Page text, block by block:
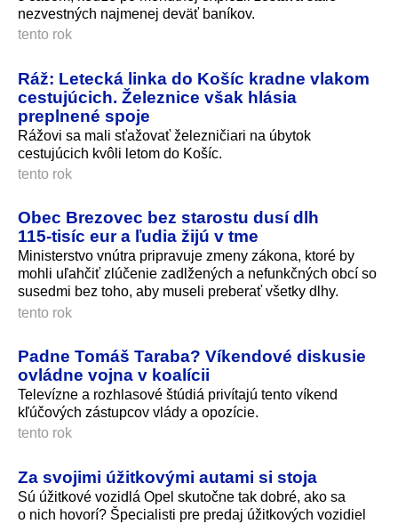
nezvestných najmenej deväť baníkov.
tento rok
Ráž: Letecká linka do Košíc kradne vlakom
cestujúcich. Železnice však hlásia
preplnené spoje
Rážovi sa mali sťažovať železničiari na úbytok
cestujúcich kvôli letom do Košíc.
tento rok
Obec Brezovec bez starostu dusí dlh
115‑tisíc eur a ľudia žijú v tme
Ministerstvo vnútra pripravuje zmeny zákona, ktoré by
mohli uľahčiť zlúčenie zadlžených a nefunkčných obcí so
susedmi bez toho, aby museli preberať všetky dlhy.
tento rok
Padne Tomáš Taraba? Víkendové diskusie
ovládne vojna v koalícii
Televízne a rozhlasové štúdiá privítajú tento víkend
kľúčových zástupcov vlády a opozície.
tento rok
Za svojimi úžitkovými autami si stoja
Sú úžitkové vozidlá Opel skutočne tak dobré, ako sa
o nich hovorí? Špecialisti pre predaj úžitkových vozidiel